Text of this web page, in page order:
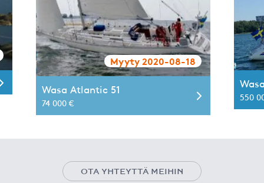
Myyty 2020-08-18
Wasa Atlantic 51
74 000 € 550
OTA YHTEYTTÄ MEIHIN